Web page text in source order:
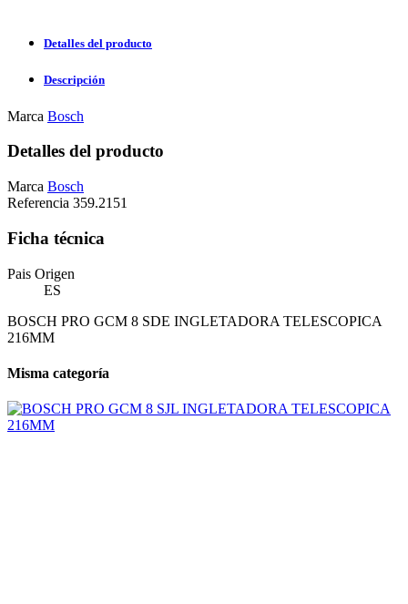
Detalles del producto
Descripción
Marca Bosch
Detalles del producto
Marca Bosch
Referencia 359.2151
Ficha técnica
Pais Origen
ES
BOSCH PRO GCM 8 SDE INGLETADORA TELESCOPICA
216MM
Misma categoría